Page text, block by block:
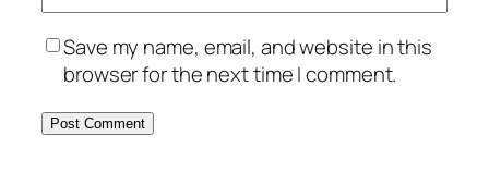
Save my name, email, and website in this
browser for the next time I comment.